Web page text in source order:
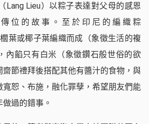
Lang Lieu）以粽子表達對父母的感恩
位的故事。至於印尼的編織粽
葉或椰子葉編織而成（象徵生活的複
內餡只有白米（象徵鑽石般世俗的欲
節禮拜後搭配其他有醬汁的食物，與
恕、布施，融化罪孽，希望朋友們能
過的錯事。